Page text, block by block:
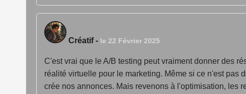
Créatif- le 22 Février 2025
C'est vrai que le A/B testing peut vraiment donner des
réalité virtuelle pour le marketing. Même si ce n'est pas
crée nos annonces. Mais revenons à l'optimisation, les